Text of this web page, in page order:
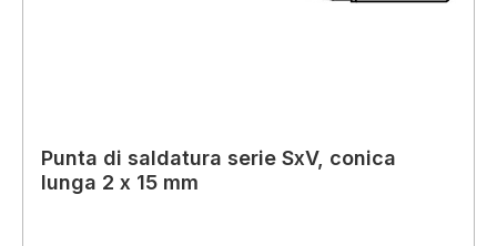
Punta di saldatura serie SxV, conica
lunga 2 x 15 mm